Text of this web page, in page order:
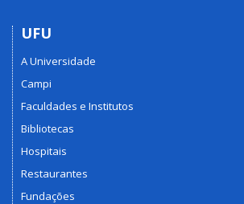
UFU
A Universidade
Campi
Faculdades e Institutos
Bibliotecas
Hospitais
Restaurantes
Fundações